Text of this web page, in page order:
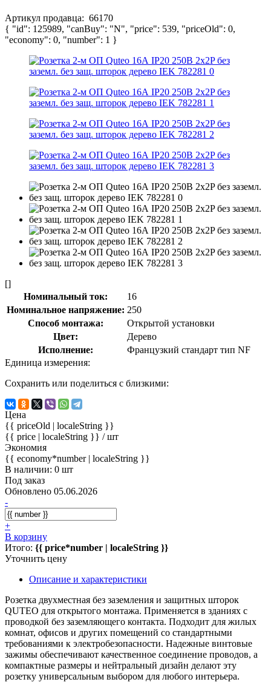
Артикул продавца: 66170
{ "id": 125989, "canBuy": "N", "price": 539, "priceOld": 0,
"economy": 0, "number": 1 }
[]
Номинальный ток:
16
Номинальное напряжение: 250
Способ монтажа:
Открытой установки
Цвет:
Дерево
Исполнение:
Французкий стандарт тип NF
Единица измерения:
Сохранить или поделиться с близкими:
Цена
{{ priceOld | localeString }}
{{ price | localeString }} / шт
Экономия
{{ economy*number | localeString }}
В наличии: 0 шт
Под заказ
Обновлено 05.06.2026
-
+
В корзину
Итого: {{ price*number | localeString }}
Уточнить цену
Описание и характеристики
Розетка двухместная без заземления и защитных шторок
QUTEO для открытого монтажа. Применяется в зданиях с
проводкой без заземляющего контакта. Подходит для жилых
комнат, офисов и других помещений со стандартными
требованиями к электробезопасности. Надежные винтовые
зажимы обеспечивают качественное соединение проводов, а
компактные размеры и нейтральный дизайн делают эту
розетку универсальным выбором для любого интерьера.